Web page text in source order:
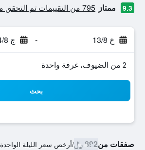
9.3 ممتاز 795 من التقييمات تم التحقق منها
خ 13/8 - ج 14/8
2 من الضيوف، غرفة واحدة
بحث
صفقات من892 ﷼ /أرخص سعر الليلة الواحدة